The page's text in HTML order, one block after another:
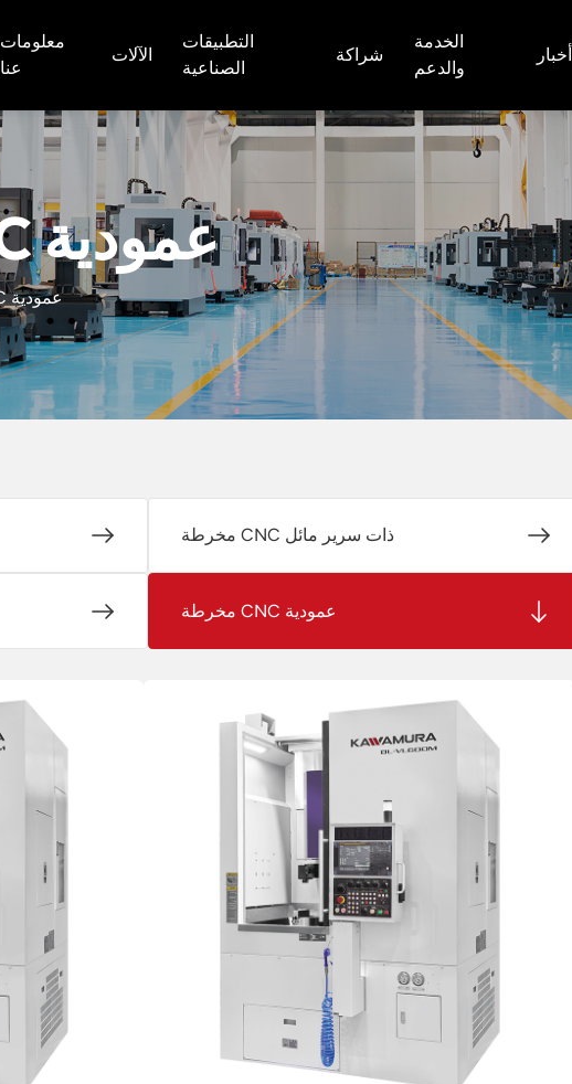
معلومات
عنا
الآلات
التطبيقات
الصناعية
شراكة
الخدمة
والدعم
أخبار
مخرطة CNC عمودية
مخرطة CNC عمودية
مخرطة CNC ذات سرير مائل
مخرطة CNC عمودية